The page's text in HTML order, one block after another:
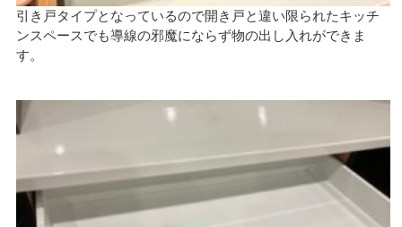
引き戸タイプとなっているので開き戸と違い限られたキッチ
ンスペースでも導線の邪魔にならず物の出し入れができま
す。